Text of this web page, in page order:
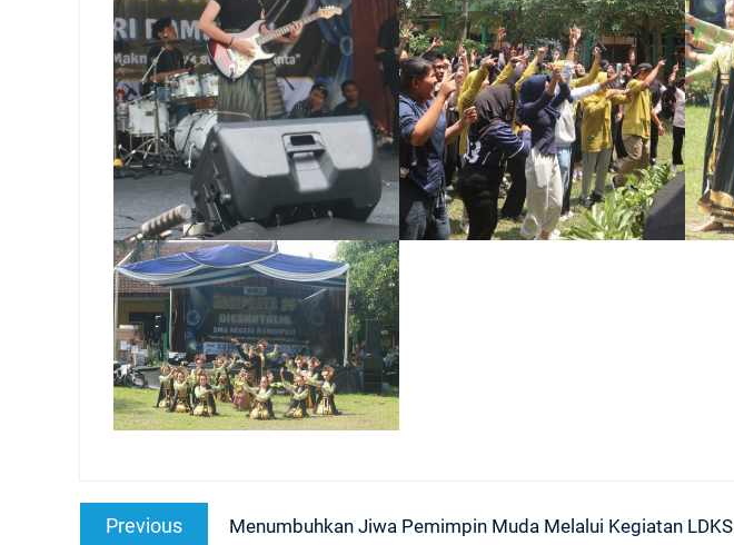
Navigasi
posPrevious
post:
Menumbuhkan Jiwa Pemimpin Muda Melalui Kegiatan LDKS